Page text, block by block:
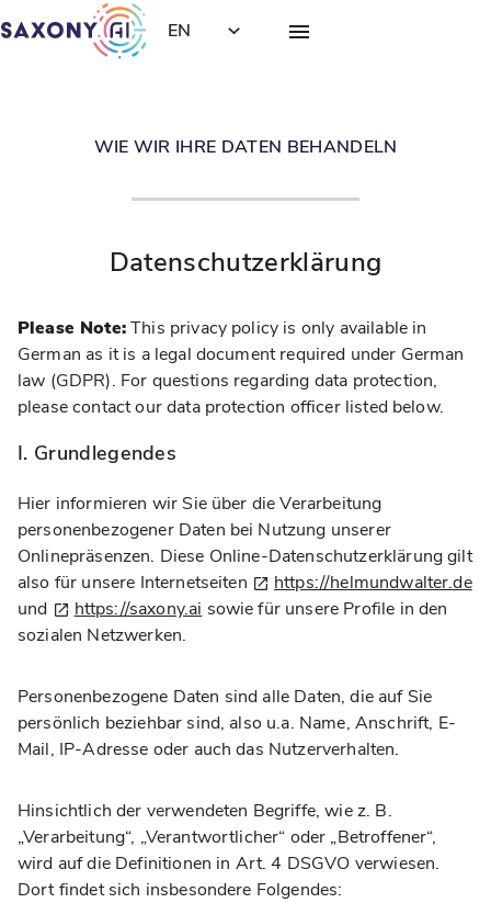
EN
Datenschutzerklärung
WIE WIR IHRE DATEN BEHANDELN
Please Note:This privacy policy is only available in
German as it is a legal document required under German
law (GDPR). For questions regarding data protection,
please contact our data protection officer listed below.
I. Grundlegendes
Hier informieren wir Sie über die Verarbeitung
personenbezogener Daten bei Nutzung unserer
Onlinepräsenzen. Diese Online-Datenschutzerklärung gilt
also für unsere Internetseiten
https://helmundwalter.de
und
https://saxony.ai sowie für unsere Profile in den
sozialen Netzwerken.
Personenbezogene Daten sind alle Daten, die auf Sie
persönlich beziehbar sind, also u.a. Name, Anschrift, E-
Mail, IP-Adresse oder auch das Nutzerverhalten.
Hinsichtlich der verwendeten Begriffe, wie z. B.
„Verarbeitung“, „Verantwortlicher“ oder „Betroffener“,
wird auf die Definitionen in Art. 4 DSGVO verwiesen.
Dort findet sich insbesondere Folgendes: